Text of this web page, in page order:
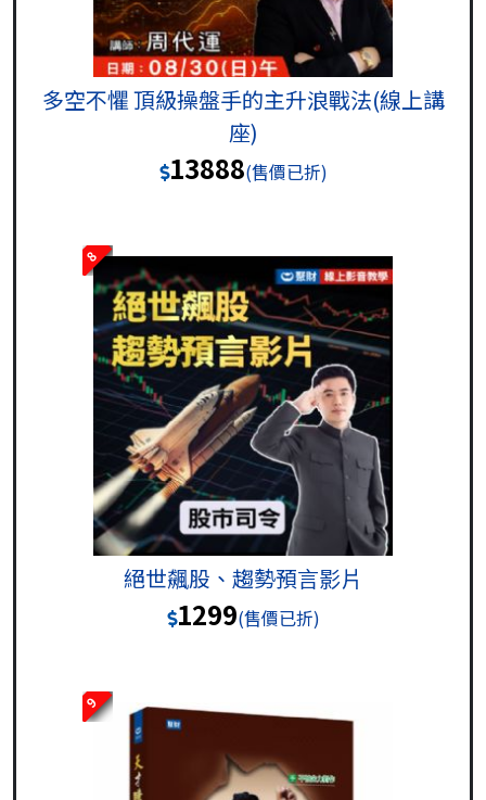
多空不懼 頂級操盤手的主升浪戰法(線上講
座)
13888(售價已折)
8
絕世飆股、趨勢預言影片
1299(售價已折)
9